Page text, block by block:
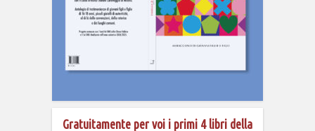
Gratuitamente per voi i primi 4 libri della